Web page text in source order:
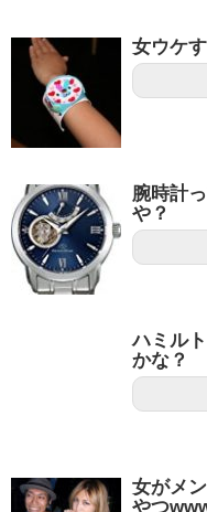
女ウケ
腕時計
や？
ハミル
かな？
女がメ
やつ